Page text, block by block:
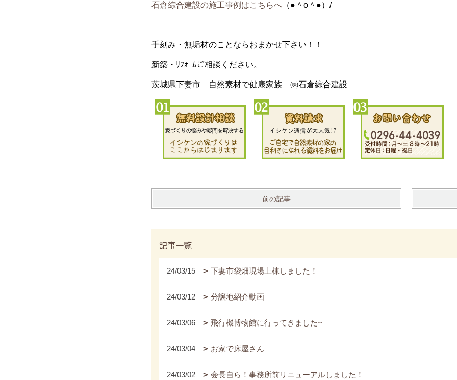
石倉綜合建設の施工事例はこちらへ （●＾o＾●）/
手刻み・無垢材のことならおまかせ下さい！！
新築・ﾘﾌｫｰﾑご相談ください。
茨城県下妻市 自然素材で健康家族 ㈱石倉綜合建設
前の記事
記事一覧
24/03/15 下妻市袋畑現場上棟しました！
24/03/12 分譲地紹介動画
24/03/06 飛行機博物館に行ってきました~
24/03/04 お家で床屋さん
24/03/02 会長自ら！事務所前リニューアルしました！